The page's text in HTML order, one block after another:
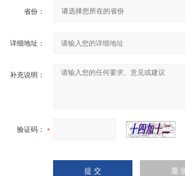
省份：
详细地址：
补充说明：
验证码：